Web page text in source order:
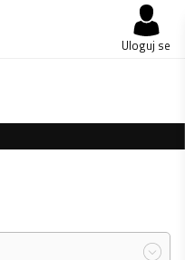
Uloguj se